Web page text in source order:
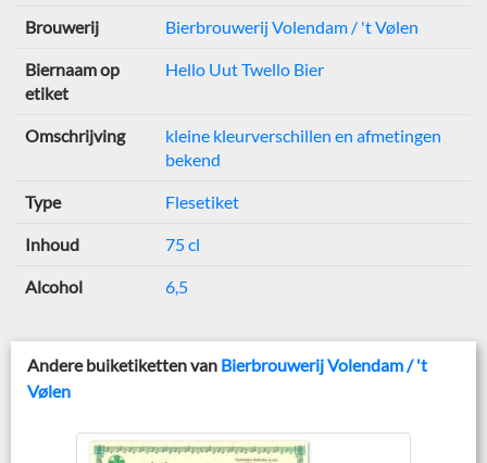
Brouwerij Bierbrouwerij Volendam / 't Vølen
Biernaam op
etiket
Hello Uut Twello Bier
Omschrijving
kleine kleurverschillen en afmetingen
bekend
Type Flesetiket
Inhoud 75 cl
Alcohol 6,5
Andere buiketiketten van Bierbrouwerij Volendam / 't
Vølen